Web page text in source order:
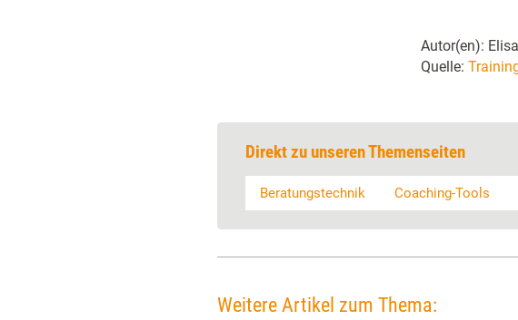
Autor(en):
Quelle:
Direkt zu unseren Themenseiten
Beratungstechnik Coaching-Tools
Weitere Artikel zum Thema: